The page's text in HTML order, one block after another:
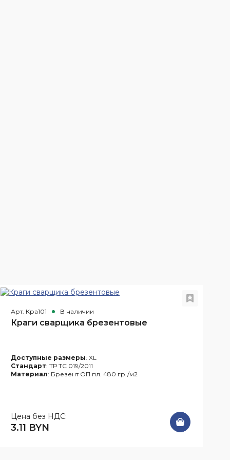
Арт. Кра101 В наличии
Краги сварщика брезентовые
Доступные размеры: XL
Стандарт: ТР ТС 019/2011
Материал: Брезент ОП пл. 480 гр./м2
Цена без НДС:
3.11 BYN